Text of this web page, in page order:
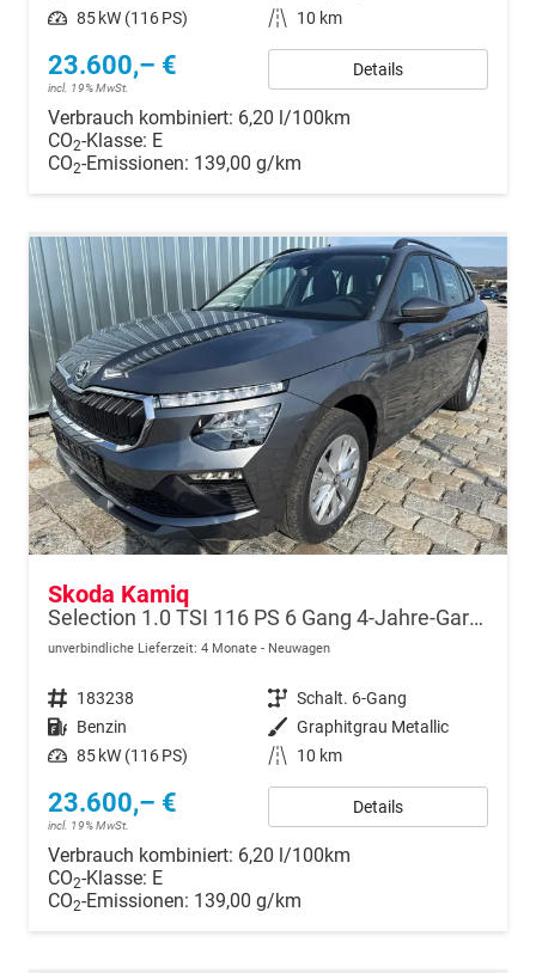
Leistung 85 kW (116 PS) Kilometerstand 10 km
23.600,– €
incl. 19% MwSt.
Details
Verbrauch kombiniert: 6,20 l/100km
CO2-Klasse: E
CO2-Emissionen: 139,00 g/km
Skoda Kamiq
Selection 1.0 TSI 116 PS 6 Gang 4-Jahre-Garantie-Anhängerkupplung schwenkbar-Kessy-16" Alu-2-Zonen-Climatronic-Tempomat-LED-AppleCarPlay-AndroidAuto-Rückfahrkamera-2xPDC
unverbindliche Lieferzeit: 4 Monate Neuwagen
Fahrzeugnr. 183238 Getriebe Schalt. 6-Gang
Kraftstoff Benzin Außenfarbe Graphitgrau Metallic
Leistung 85 kW (116 PS) Kilometerstand 10 km
23.600,– €
incl. 19% MwSt.
Details
Verbrauch kombiniert: 6,20 l/100km
CO2-Klasse: E
CO2-Emissionen: 139,00 g/km